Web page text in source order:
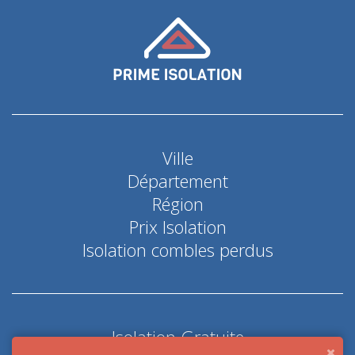
Ville
Département
Région
Prix Isolation
Isolation combles perdus
Isolation Gratuite